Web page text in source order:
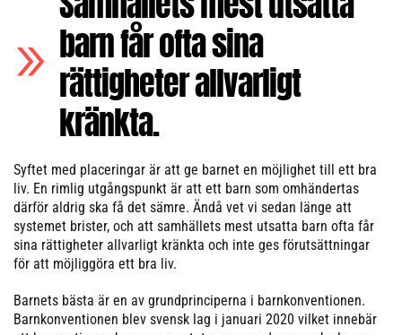
barn får ofta sina
rättigheter allvarligt
kränkta.
Syftet med placeringar är att ge barnet en möjlighet till ett bra
liv. En rimlig utgångspunkt är att ett barn som omhändertas
därför aldrig ska få det sämre. Ändå vet vi sedan länge att
systemet brister, och att samhällets mest utsatta barn ofta får
sina rättigheter allvarligt kränkta och inte ges förutsättningar
för att möjliggöra ett bra liv.
Barnets bästa är en av grundprinciperna i barnkonventionen.
Barnkonventionen blev svensk lag i januari 2020 vilket innebär